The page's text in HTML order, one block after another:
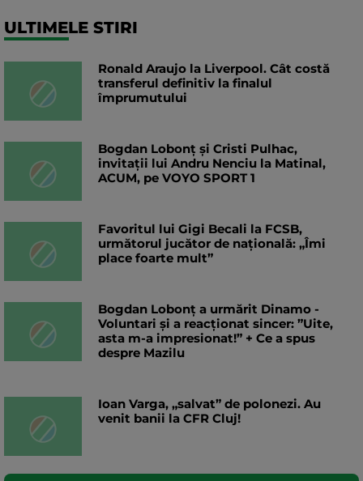
ULTIMELE STIRI
Ronald Araujo la Liverpool. Cât costă
transferul definitiv la finalul
împrumutului
Bogdan Lobonț și Cristi Pulhac,
invitații lui Andru Nenciu la Matinal,
ACUM, pe VOYO SPORT 1
Favoritul lui Gigi Becali la FCSB,
următorul jucător de națională: „Îmi
place foarte mult”
Bogdan Lobonț a urmărit Dinamo -
Voluntari și a reacționat sincer: ”Uite,
asta m-a impresionat!” + Ce a spus
despre Mazilu
Ioan Varga, „salvat” de polonezi. Au
venit banii la CFR Cluj!